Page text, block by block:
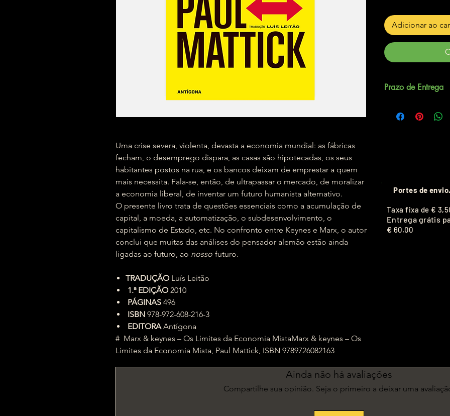
Uma crise severa, violenta, devasta a economia mundial: as fábricas
fecham, o desemprego dispara, as casas são hipotecadas, os seus
habitantes postos na rua, e os bancos deixam de emprestar a quem
mais necessita. Fala-se, então, de ultrapassar o mercado, de moralizar
a economia liberal, de inventar um futuro humanista alternativo.
O presente livro trata de questões essenciais como a acumulação de
capital, a moeda, a automatização, o subdesenvolvimento, o
capitalismo de Estado, etc. No confronto entre Keynes e Marx, o autor
conclui que muitas das análises do pensador alemão estão ainda
ligadas ao futuro, ao nosso futuro.
TRADUÇÃO Luís Leitão
1.ª EDIÇÃO 2010
PÁGINAS 496
ISBN 978-972-608-216-3
EDITORAAntígona
# Marx & keynes – Os Limites da Economia MistaMarx & keynes – Os
Limites da Economia Mista, Paul Mattick, ISBN 9789726082163
Adicionar ao
Prazo de Entrega
Ainda não há avaliações
Compartilhe sua opinião. Seja o primeiro a deixar uma
Portes de
Taxa fixa de €
Entrega grátis
€ 60,00